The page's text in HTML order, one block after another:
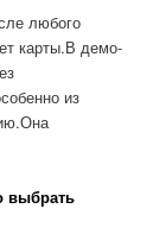
любого
карты.В демо-
из
выбрать